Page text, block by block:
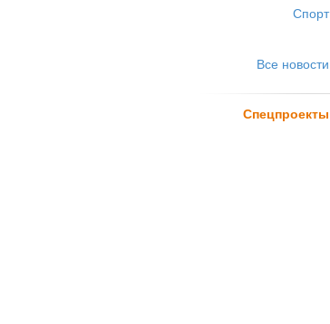
Спорт
Все новости
Спецпроекты